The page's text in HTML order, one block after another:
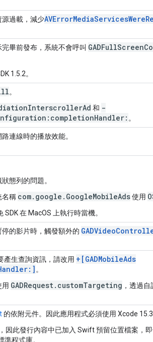
過載，減少
畢前發布，系統不會呼叫
1.5.2。
。
和 -
。
連線時的播放效能。
態列的問題。
名稱 com.google.GoogleMobileAds使用
在 MacOS 上執行時當機。
的影片時，觸發額外的
產生查詢資訊，請改用 +[GADMobileAds
。
GADRequest.customTargeting ，透過
的依附元件。因此應用程式必須使用 Xcode 15.3
因此發行內容中已加入 Swift 預留位置檔案，
程式庫。